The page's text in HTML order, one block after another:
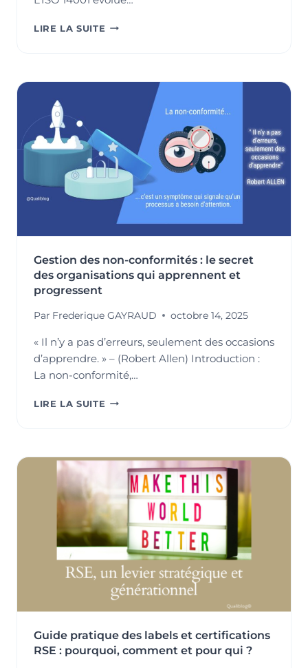
LIRE LA SUITE ISO
UNE
ÉVOLUTION
STRATÉGIQUE
UN
MANAGEMENT
ENVIRONNEMENTAL
PLUS
ANCRÉ
DANS
LES
Gestion des non-conformités : le secret
des organisations qui apprennent et
progressent
Par Frederique GAYRAUD octobre 14, 2025
« Il n’y a pas d’erreurs, seulement des occasions
d’apprendre. » – (Robert Allen) Introduction :
La non-conformité,…
LIRE LA SUITE GESTION
:
SECRET
DES
ORGANISATIONS
QUI
APPRENNENT
PROGRESSENT
Guide pratique des labels et certifications
RSE : pourquoi, comment et pour qui ?